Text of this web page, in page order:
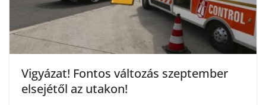
Vigyázat! Fontos változás szeptember
elsejétől az utakon!